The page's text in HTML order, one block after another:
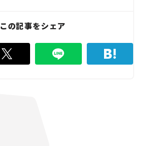
この記事をシェア